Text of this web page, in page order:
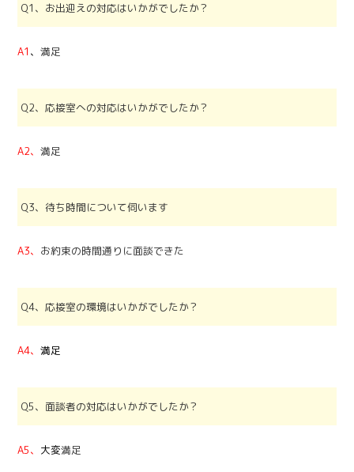
Q1、お出迎えの対応はいかがでしたか？
A1 、満足
Q2、応接室への対応はいかがでしたか？
A2、満足
Q3、待ち時間について伺います
A3、 お約束の時間通りに面談できた
Q4、応接室の環境はいかがでしたか？
A4、満足
Q5、面談者の対応はいかがでしたか？
A5、 大変満足